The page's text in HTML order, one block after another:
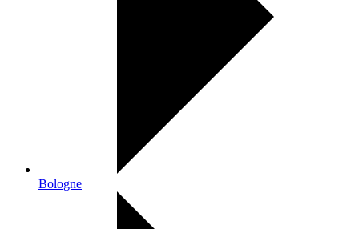
Bologne